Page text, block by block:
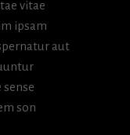
vitae
ipsam
aut
son